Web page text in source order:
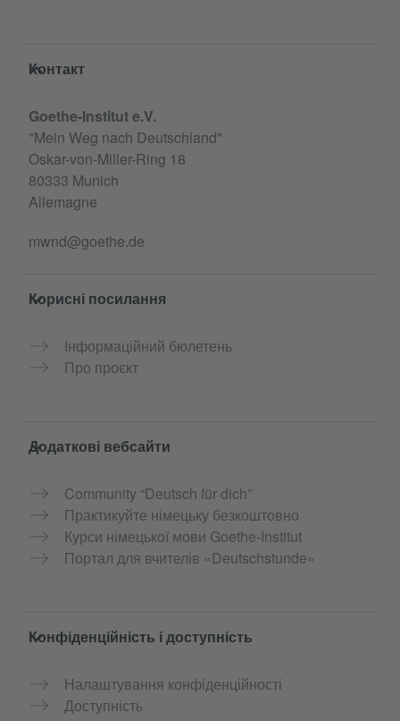
Service- und Informationsbereich
Контакт
Goethe-Institut e.V.
"Mein Weg nach Deutschland"
Oskar-von-Miller-Ring 18
80333 Munich
Allemagne
mwnd@goethe.de
Корисні посилання
Інформаційний бюлетень
Про проєкт
Додаткові вебсайти
Community “Deutsch für dich”
Практикуйте німецьку безкоштовно
Курси німецької мови Goethe-Institut
Портал для вчителів «Deutschstunde»
Конфіденційність і доступність
Налаштування конфіденційності
Доступність